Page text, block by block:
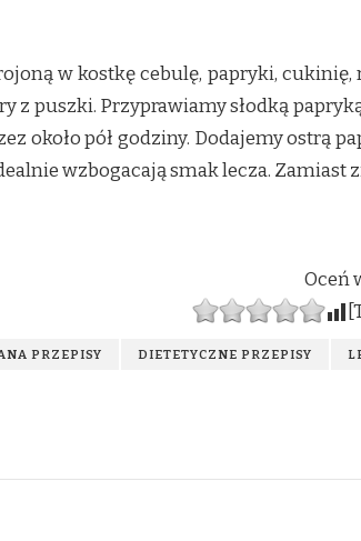
w kostkę cebulę, papryki,
z puszki. Przyprawiamy słodką
około pół godziny. Dodajemy ostrą
wzbogacają smak lecza.
Oceń
PRZEPISY DIETETYCZNE PRZEPISY